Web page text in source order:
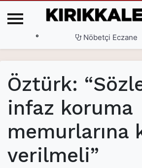
3. Sayfa(current)
Gündem(current)
Siyaset(current)
(current)
° Nöbetçi Eczane
Öztürk:
infaz koruma
memurlarına
verilmeli”